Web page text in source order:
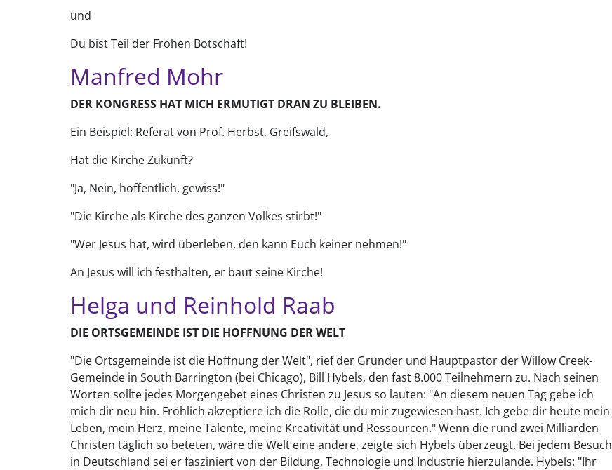
und
Du bist Teil der Frohen Botschaft!
Manfred Mohr
DER KONGRESS HAT MICH ERMUTIGT DRAN ZU BLEIBEN.
Ein Beispiel: Referat von Prof. Herbst, Greifswald,
Hat die Kirche Zukunft?
"Ja, Nein, hoffentlich, gewiss!"
"Die Kirche als Kirche des ganzen Volkes stirbt!"
"Wer Jesus hat, wird überleben, den kann Euch keiner nehmen!"
An Jesus will ich festhalten, er baut seine Kirche!
Helga und Reinhold Raab
DIE ORTSGEMEINDE IST DIE HOFFNUNG DER WELT
"Die Ortsgemeinde ist die Hoffnung der Welt", rief der Gründer und Hauptpastor der Willow Creek-
Gemeinde in South Barrington (bei Chicago), Bill Hybels, den fast 8.000 Teilnehmern zu. Nach seinen
Worten sollte jedes Morgengebet eines Christen zu Jesus so lauten: "An diesem neuen Tag gebe ich
mich dir neu hin. Fröhlich akzeptiere ich die Rolle, die du mir zugewiesen hast. Ich gebe dir heute mein
Leben, mein Herz, meine Talente, meine Kreativität und Ressourcen." Wenn die rund zwei Milliarden
Christen täglich so beteten, wäre die Welt eine andere, zeigte sich Hybels überzeugt. Bei jedem Besuch
in Deutschland sei er fasziniert von der Bildung, Technologie und Industrie hierzulande. Hybels: "Ihr